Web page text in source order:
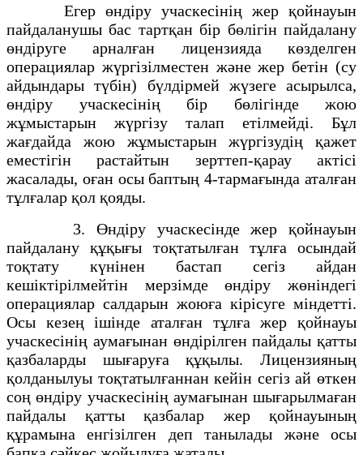
Егер өндіру учаскесінің жер қойнауын
пайдаланушы бас тартқан бір бөлігін пайдалану
өндіруге арналған лицензияда көзделген
операциялар жүргізілместен және жер бетін (су
айдындары түбін) бүлдірмей жүзеге асырылса,
өндіру учаскесінің бір бөлігінде жою
жұмыстарын жүргізу талап етілмейді. Бұл
жағдайда жою жұмыстарын жүргізудің қажет
еместігін растайтын зерттеп-қарау актісі
жасалады, оған осы баптың 4-тармағында аталған
тұлғалар қол қояды.
3. Өндіру учаскесінде жер қойнауын
пайдалану құқығы тоқтатылған тұлға осындай
тоқтату күнінен бастап сегіз айдан
кешіктірілмейтін мерзімде өндіру жөніндегі
операциялар салдарын жоюға кірісуге міндетті.
Осы кезең ішінде аталған тұлға жер қойнауы
учаскесінің аумағынан өндірілген пайдалы қатты
қазбаларды шығаруға құқылы. Лицензияның
қолданылуы тоқтатылғаннан кейін сегіз ай өткен
соң өндіру учаскесінің аумағынан шығарылмаған
пайдалы қатты қазбалар жер қойнауының
құрамына енгізілген деп танылады және осы